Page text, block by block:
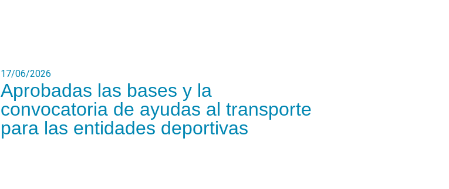
17/06/2026
Aprobadas las bases y la
convocatoria de ayudas al transporte
para las entidades deportivas